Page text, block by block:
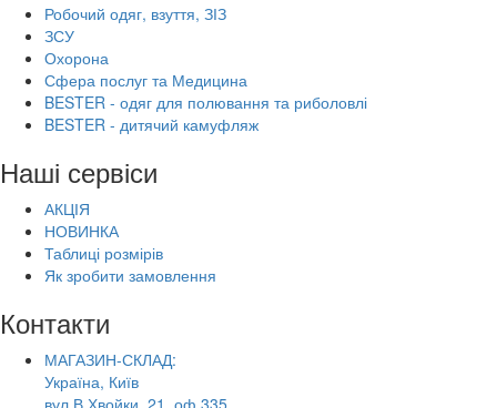
Робочий одяг, взуття, ЗІЗ
ЗСУ
Охорона
Сфера послуг та Медицина
BESTER - одяг для полювання та риболовлі
BESTER - дитячий камуфляж
Наші сервіси
АКЦІЯ
НОВИНКА
Таблиці розмірів
Як зробити замовлення
Контакти
МАГАЗИН-СКЛАД:
Україна, Київ
вул.В.Хвойки, 21, оф.335